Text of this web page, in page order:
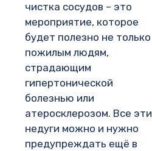
чистка сосудов – это
мероприятие, которое
будет полезно не только
пожилым людям,
страдающим
гипертонической
болезнью или
атеросклерозом. Все эти
недуги можно и нужно
предупреждать ещё в